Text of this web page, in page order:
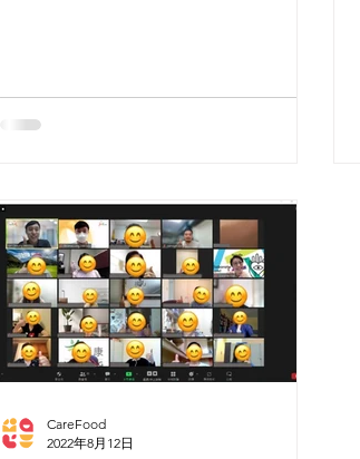
CareFood
2022年8月12日